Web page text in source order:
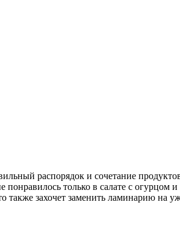
распорядок и сочетание
только в салате с огурцом
также захочет заменить ламинарию на